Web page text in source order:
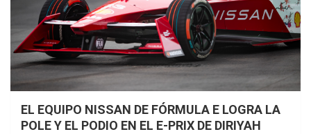
EL EQUIPO NISSAN DE FÓRMULA E LOGRA LA
POLE Y EL PODIO EN EL E-PRIX DE DIRIYAH